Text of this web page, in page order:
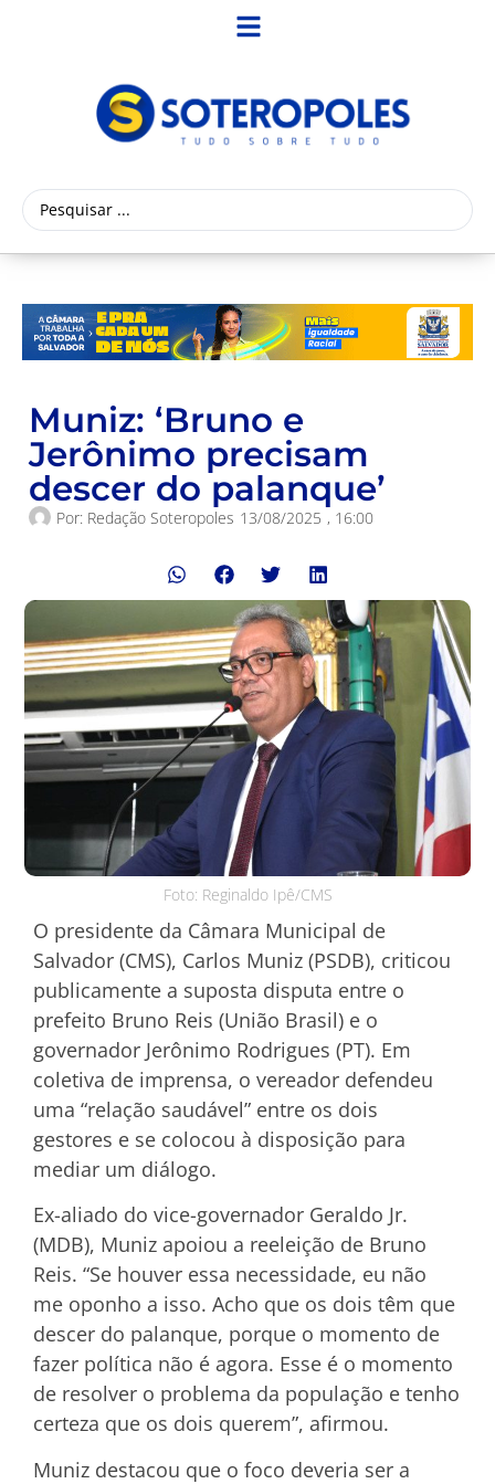
Muniz: ‘Bruno e
Jerônimo precisam
descer do palanque’
Por: Redação Soteropoles 13/08/2025 , 16:00
Foto: Reginaldo Ipê/CMS
O presidente da Câmara Municipal de
Salvador (CMS), Carlos Muniz (PSDB), criticou
publicamente a suposta disputa entre o
prefeito Bruno Reis (União Brasil) e o
governador Jerônimo Rodrigues (PT). Em
coletiva de imprensa, o vereador defendeu
uma “relação saudável” entre os dois
gestores e se colocou à disposição para
mediar um diálogo.
Ex-aliado do vice-governador Geraldo Jr.
(MDB), Muniz apoiou a reeleição de Bruno
Reis. “Se houver essa necessidade, eu não
me oponho a isso. Acho que os dois têm que
descer do palanque, porque o momento de
fazer política não é agora. Esse é o momento
de resolver o problema da população e tenho
certeza que os dois querem”, afirmou.
Muniz destacou que o foco deveria ser a